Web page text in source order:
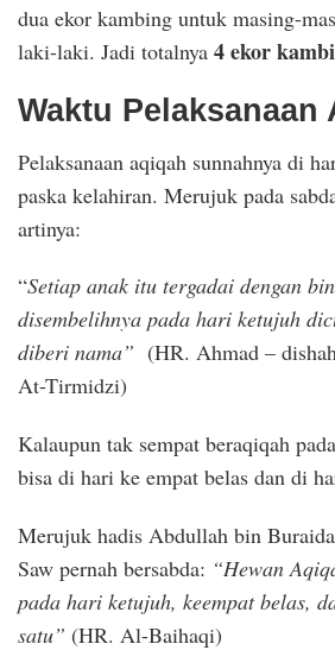
dua ekor kambing untuk masing-
laki-laki. Jadi totalnya 4 ekor
Waktu Pelaksanaan
Pelaksanaan aqiqah sunnahnya di
paska kelahiran. Merujuk pada
artinya:
“Setiap anak itu tergadai dengan
disembelihnya pada hari ketujuh
diberi nama” (HR. Ahmad –
At-Tirmidzi)
Kalaupun tak sempat beraqiqah
bisa di hari ke empat belas dan di
Merujuk hadis Abdullah bin
Saw pernah bersabda: “Hewan
pada hari ketujuh, keempat belas,
satu” (HR. Al-Baihaqi)